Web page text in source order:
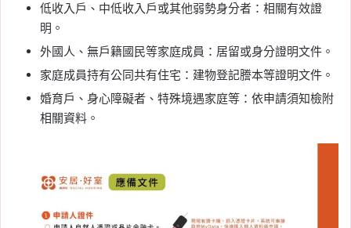
低收入戶、中低收入戶或其他弱勢身分者：相關有效證
明。
外國人、無戶籍國民等家庭成員：居留或身分證明文件。
家庭成員持有公同共有住宅：建物登記謄本等證明文件。
婚育戶、身心障礙者、特殊境遇家庭等：依申請須知檢附
相關資料。